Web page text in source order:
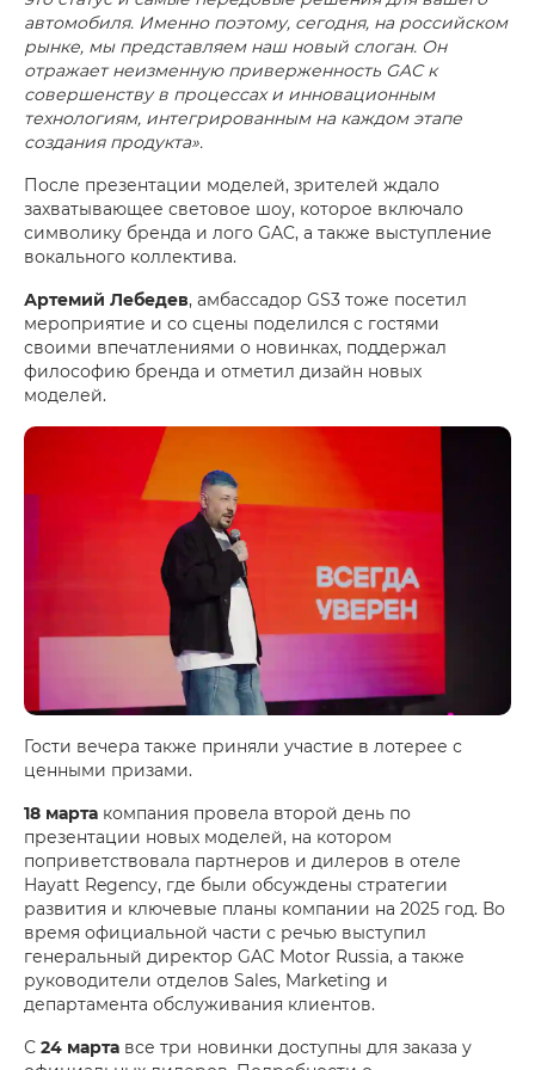
автомобиля. Именно поэтому, сегодня, на российском
рынке, мы представляем наш новый слоган. Он
отражает неизменную приверженность GAC к
совершенству в процессах и инновационным
технологиям, интегрированным на каждом этапе
создания продукта».
После презентации моделей, зрителей ждало
захватывающее световое шоу, которое включало
символику бренда и лого GAC, а также выступление
вокального коллектива.
Артемий Лебедев, амбассадор GS3 тоже посетил
мероприятие и со сцены поделился с гостями
своими впечатлениями о новинках, поддержал
философию бренда и отметил дизайн новых
моделей.
Гости вечера также приняли участие в лотерее с
ценными призами.
18 марта компания провела второй день по
презентации новых моделей, на котором
поприветствовала партнеров и дилеров в отеле
Hayatt Regency, где были обсуждены стратегии
развития и ключевые планы компании на 2025 год. Во
время официальной части с речью выступил
генеральный директор GAC Motor Russia, а также
руководители отделов Sales, Marketing и
департамента обслуживания клиентов.
С 24 марта все три новинки доступны для заказа у